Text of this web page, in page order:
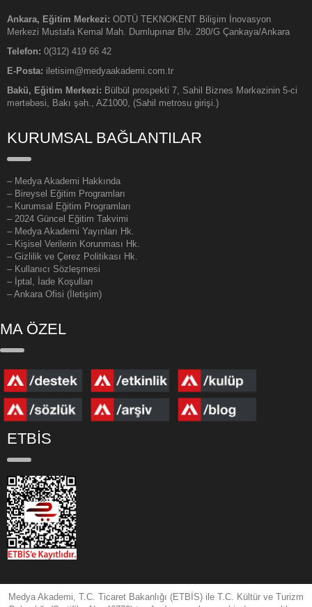
Ankara, Eğitim Merkezi: ODTÜ TEKNOKENT Bilişim İnovasyon
Merkezi Mustafa Kemal Mah. Dumlupınar Blv. 280/G Çankaya/Ankara
Telefon: 0(312) 419 66 42
E-Posta: iletisim@medyaakademi.com.tr
Bakü, Eğitim Merkezi: Bülbül prospekti 7, Sahil Biznes Mərkəzinin 5-ci
mərtəbəsi, Bakı şəh., AZ1000, (Sahil metrosu girişi.)
KURUMSAL BAĞLANTILAR
– Medya Akademi Hakkında
– Bireysel Eğitim Programları
– Kurumsal Eğitim Programları
– 2024 Güncel Eğitim Takvimi
– Medya Akademi Yayınları Hk.
– Kişisel Verilerin Korunması Hk.
– Gizlilik ve Çerez Politikası Hk.
– Kullanıcı Sözleşmesi
– İptal, İade Koşulları
– Ankara Ofisi (İletişim)
MA ÖZEL
ETBİS
Medya Akademi, T.C. Ticaret Bakanlığı (ETBİS) ile T.C. Kültür ve Turizm